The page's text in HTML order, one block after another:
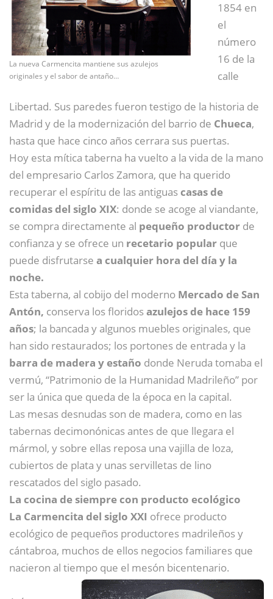
La nueva Carmencita mantiene sus azulejos
originales y el sabor de antaño…
1854 en
el
número
16 de la
calle
Libertad. Sus paredes fueron testigo de la historia de
Madrid y de la modernización del barrio de Chueca,
hasta que hace cinco años cerrara sus puertas.
Hoy esta mítica taberna ha vuelto a la vida de la mano
del empresario Carlos Zamora, que ha querido
recuperar el espíritu de las antiguascasas de
comidas del siglo XIX: donde se acoge al viandante,
se compra directamente al pequeño productor de
confianza y se ofrece un recetario popular que
puede disfrutarse a cualquier hora del día y la
noche.
Esta taberna, al cobijo del moderno Mercado de San
Antón, conserva los floridosazulejos de hace 159
años; la bancada y algunos muebles originales, que
han sido restaurados; los portones de entrada y la
barra de madera y estaño donde Neruda tomaba el
vermú, “Patrimonio de la Humanidad Madrileño” por
ser la única que queda de la época en la capital.
Las mesas desnudas son de madera, como en las
tabernas decimonónicas antes de que llegara el
mármol, y sobre ellas reposa una vajilla de loza,
cubiertos de plata y unas servilletas de lino
rescatados del siglo pasado.
La cocina de siempre con producto ecológico
La Carmencita del siglo XXI ofrece producto
ecológico de pequeños productores madrileños y
cántabroa, muchos de ellos negocios familiares que
nacieron al tiempo que el mesón bicentenario.